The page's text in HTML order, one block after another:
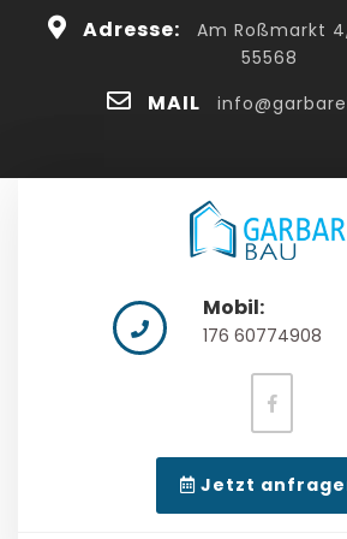
Adresse:
Am Roßmarkt
55568
MAIL
Mobil:
176 60774908
Jetzt